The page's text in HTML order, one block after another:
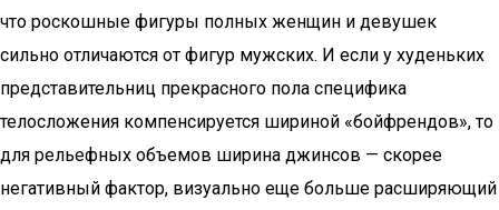
что роскошные фигуры полных женщин и девушек
сильно отличаются от фигур мужских. И если у худеньких
представительниц прекрасного пола специфика
телосложения компенсируется шириной «бойфрендов», то
для рельефных объемов ширина джинсов — скорее
негативный фактор, визуально еще больше расширяющий